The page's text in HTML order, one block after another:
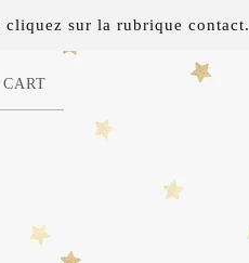
sur la rubrique contact.
CART